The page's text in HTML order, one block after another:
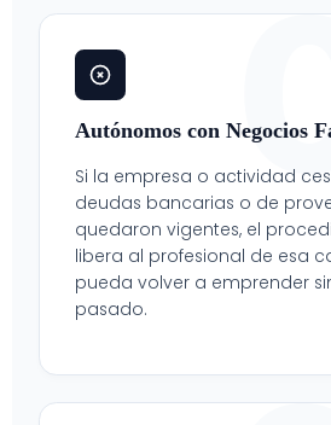
Autónomos con Negocios
Si la empresa o actividad
deudas bancarias o de
quedaron vigentes, el
libera al profesional de esa
pueda volver a emprender
pasado.